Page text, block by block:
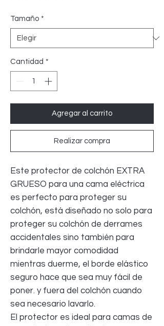
Tamaño *
Cantidad *
Agregar al carrito
Realizar compra
Este protector de colchón EXTRA
GRUESO para una cama eléctrica
es perfecto para proteger su
colchón, está diseñado no solo para
proteger su colchón de derrames
accidentales sino también para
brindarle mayor comodidad
mientras duerme, el borde elástico
seguro hace que sea muy fácil de
poner. y fuera del colchón cuando
sea necesario lavarlo.
El protector es ideal para camas de